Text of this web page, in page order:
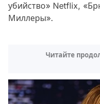
убийство» Netflix,
Миллеры».
Читайте